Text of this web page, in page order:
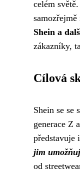
celém světě.
Shein a
zákazníky,
Cílová
Shein se se
generace Z
představuje
jim
od